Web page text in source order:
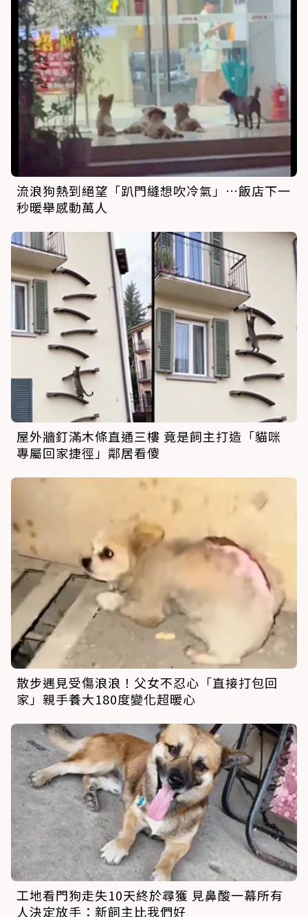
流浪狗熱到絕望「趴門縫想吹冷氣」…飯店下一
秒暖舉感動萬人
屋外牆釘滿木條直通三樓 竟是飼主打造「貓咪
專屬回家捷徑」鄰居看傻
散步遇見受傷浪浪！父女不忍心「直接打包回
家」親手養大180度變化超暖心
工地看門狗走失10天終於尋獲 見鼻酸一幕所有
人決定放手：新飼主比我們好